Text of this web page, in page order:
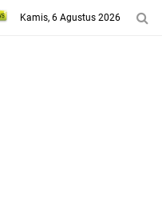
Kamis, 6 Agustus 2026